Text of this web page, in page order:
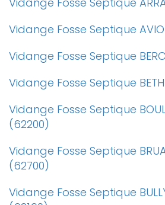
Vidange Fosse Septique
Vidange Fosse Septique
Vidange Fosse Septique
Vidange Fosse Septique
(62200)
Vidange Fosse Septique
(62700)
Vidange Fosse Septique BULLY